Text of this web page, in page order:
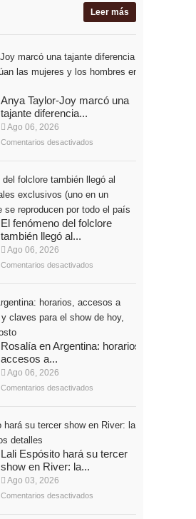
Leer más
Anya Taylor-Joy marcó una
tajante diferencia...
Ago 06, 2026
Comentarios desactivados
El fenómeno del folclore
también llegó al...
Ago 06, 2026
Comentarios desactivados
Rosalía en Argentina: horarios,
accesos a...
Ago 06, 2026
Comentarios desactivados
Lali Espósito hará su tercer
show en River: la...
Ago 03, 2026
Comentarios desactivados